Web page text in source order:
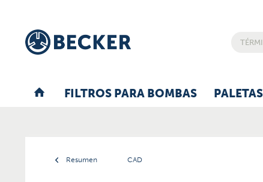
FILTROS PARA BOMBAS PALETAS
Resumen CAD